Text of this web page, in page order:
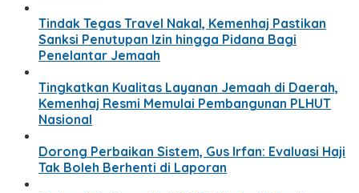
Tindak Tegas Travel Nakal, Kemenhaj Pastikan
Sanksi Penutupan Izin hingga Pidana Bagi
Penelantar Jemaah
Tingkatkan Kualitas Layanan Jemaah di Daerah,
Kemenhaj Resmi Memulai Pembangunan PLHUT
Nasional
Dorong Perbaikan Sistem, Gus Irfan: Evaluasi Haji
Tak Boleh Berhenti di Laporan